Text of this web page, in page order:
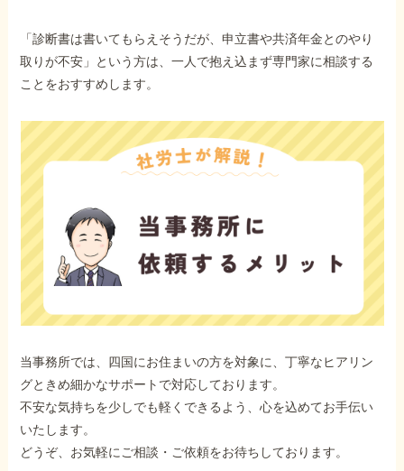
お客様からの感謝のお手紙
で受給相談をする
他社と何が違うの？
当事務所に
依頼するメリット
「診断書は書いてもらえそうだが、申立書や共済年金とのやり
取りが不安」という方は、一人で抱え込まず専門家に相談する
ことをおすすめします。
当事務所では、四国にお住まいの方を対象に、丁寧なヒアリン
グときめ細かなサポートで対応しております。
不安な気持ちを少しでも軽くできるよう、心を込めてお手伝い
いたします。
どうぞ、お気軽にご相談・ご依頼をお待ちしております。